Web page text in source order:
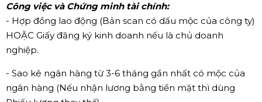
Công việc và Chứng minh tài chính:
- Hợp đồng lao động (Bản scan có dấu mộc của công ty)
HOẶC Giấy đăng ký kinh doanh nếu là chủ doanh
nghiệp.
- Sao kê ngân hàng từ 3-6 tháng gần nhất có mộc của
ngân hàng (Nếu nhận lương bằng tiền mặt thì dùng